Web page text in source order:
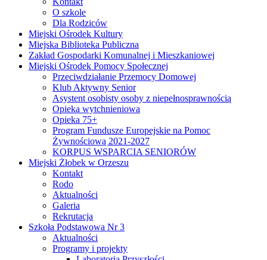
O szkole
Dla Rodziców
Miejski Ośrodek Kultury
Miejska Biblioteka Publiczna
Zakład Gospodarki Komunalnej i Mieszkaniowej
Miejski Ośrodek Pomocy Społecznej
Przeciwdziałanie Przemocy Domowej
Klub Aktywny Senior
Asystent osobisty osoby z niepełnosprawnością
Opieka wytchnieniowa
Opieka 75+
Program Fundusze Europejskie na Pomoc
Żywnościową 2021-2027
KORPUS WSPARCIA SENIORÓW
Miejski Żłobek w Orzeszu
Kontakt
Rodo
Aktualności
Galeria
Rekrutacja
Szkoła Podstawowa Nr 3
Aktualności
Programy i projekty